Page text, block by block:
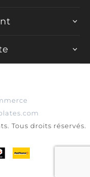
Tous droits réservés.